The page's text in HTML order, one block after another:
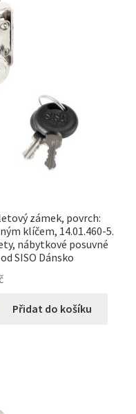
zámek, povrch:
klíčem, 14.01.460-5.
nábytkové posuvné
SISO Dánsko
Přidat do košíku